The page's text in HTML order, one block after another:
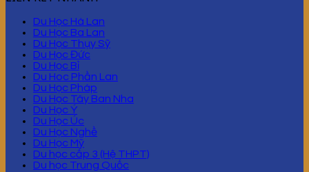
Du Học Hà Lan
Du Học Ba Lan
Du Học Thụy Sỹ
Du Học Đức
Du Học Bỉ
Du Hoc Phần Lan
Du Học Pháp
Du Học Tây Ban Nha
Du Học Ý
Du Học Úc
Du Học Nghề
Du Học Mỹ
Du học cấp 3 (Hệ THPT)
Du học Trung Quốc